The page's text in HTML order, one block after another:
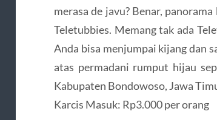
merasa de javu? Benar,
Teletubbies. Memang tak ada
Anda bisa menjumpai kijang dan
atas permadani rumput hijau
Kabupaten Bondowoso, Jawa
Karcis Masuk: Rp3.000 per orang